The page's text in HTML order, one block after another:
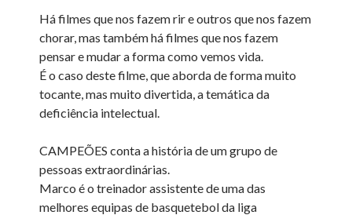
Há filmes que nos fazem rir e outros que nos fazem
chorar, mas também há filmes que nos fazem
pensar e mudar a forma como vemos vida.
É o caso deste filme, que aborda de forma muito
tocante, mas muito divertida, a temática da
deficiência intelectual.
CAMPEÕES conta a história de um grupo de
pessoas extraordinárias.
Marco é o treinador assistente de uma das
melhores equipas de basquetebol da liga